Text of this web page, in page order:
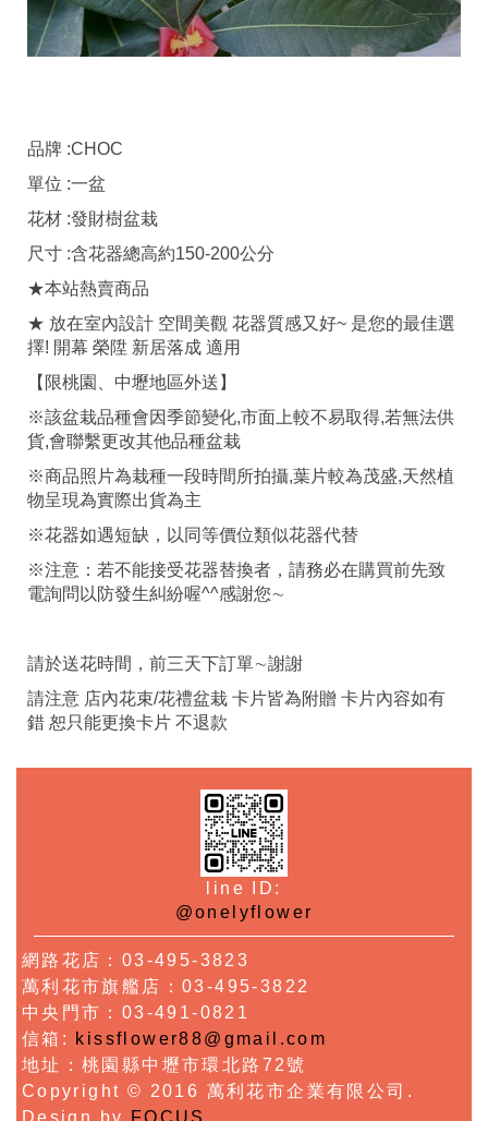
品牌 :CHOC
單位 :一盆
花材 :發財樹盆栽
尺寸 :含花器總高約150-200公分
★本站熱賣商品
★ 放在室內設計 空間美觀 花器質感又好~ 是您的最佳選
擇! 開幕 榮陞 新居落成 適用
【限桃園、中壢地區外送】
※該盆栽品種會因季節變化,市面上較不易取得,若無法供
貨,會聯繫更改其他品種盆栽
※商品照片為栽種一段時間所拍攝,葉片較為茂盛,天然植
物呈現為實際出貨為主
※花器如遇短缺，以同等價位類似花器代替
※注意：若不能接受花器替換者，請務必在購買前先致
電詢問以防發生糾紛喔^^感謝您∼
請於送花時間，前三天下訂單∼謝謝
請注意 店內花束/花禮盆栽 卡片皆為附贈 卡片內容如有
錯 恕只能更換卡片 不退款
line ID:
@onelyflower
網路花店：03-495-3823
萬利花市旗艦店：03-495-3822
中央門市：03-491-0821
信箱:
kissflower88@gmail.com
地址：桃園縣中壢市環北路72號
Copyright © 2016 萬利花市企業有限公司.
Design by
FOCUS